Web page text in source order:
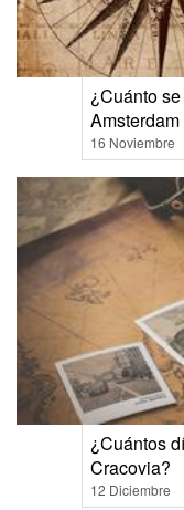
¿Cuánto
16 Noviembre
¿Cuántos
Cracovia?
12 Diciembre